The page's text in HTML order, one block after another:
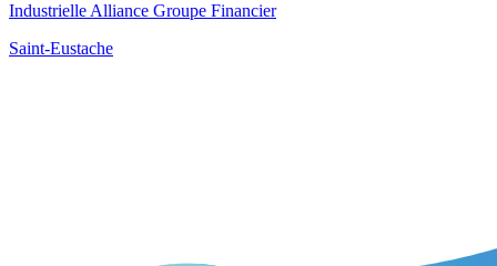
Industrielle Alliance Groupe Financier
Saint-Eustache